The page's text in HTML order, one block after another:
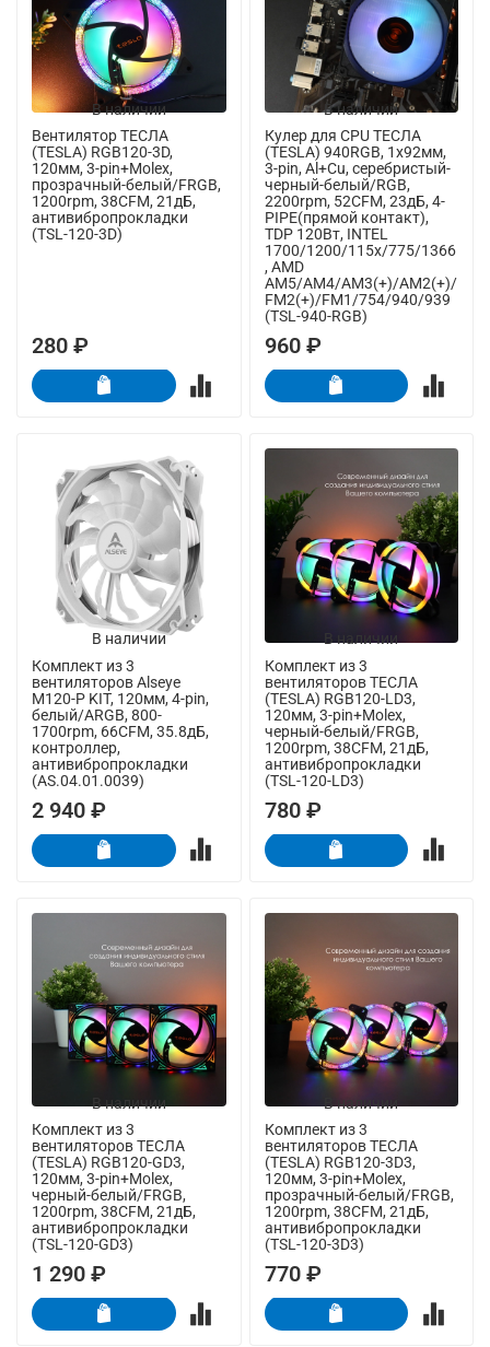
В наличии
Вентилятор ТЕСЛА
(TESLA) RGB120-3D,
120мм, 3-pin+Molex,
прозрачный-белый/FRGB,
1200rpm, 38CFM, 21дБ,
антивибропрокладки
(TSL-120-3D)
280 ₽
В наличии
Кулер для CPU ТЕСЛА
(TESLA) 940RGB, 1х92мм,
3-pin, Al+Cu, серебристый-
черный-белый/RGB,
2200rpm, 52CFM, 23дБ, 4-
PIPE(прямой контакт),
TDP 120Вт, INTEL
1700/1200/115x/775/1366
, AMD
AM5/AM4/AM3(+)/AM2(+)/
FM2(+)/FM1/754/940/939
(TSL-940-RGB)
960 ₽
В наличии
Комплект из 3
вентиляторов Alseye
M120-P KIT, 120мм, 4-pin,
белый/ARGB, 800-
1700rpm, 66CFM, 35.8дБ,
контроллер,
антивибропрокладки
(AS.04.01.0039)
2 940 ₽
В наличии
Комплект из 3
вентиляторов ТЕСЛА
(TESLA) RGB120-LD3,
120мм, 3-pin+Molex,
черный-белый/FRGB,
1200rpm, 38CFM, 21дБ,
антивибропрокладки
(TSL-120-LD3)
780 ₽
В наличии
Комплект из 3
вентиляторов ТЕСЛА
(TESLA) RGB120-GD3,
120мм, 3-pin+Molex,
черный-белый/FRGB,
1200rpm, 38CFM, 21дБ,
антивибропрокладки
(TSL-120-GD3)
1 290 ₽
В наличии
Комплект из 3
вентиляторов ТЕСЛА
(TESLA) RGB120-3D3,
120мм, 3-pin+Molex,
прозрачный-белый/FRGB,
1200rpm, 38CFM, 21дБ,
антивибропрокладки
(TSL-120-3D3)
770 ₽